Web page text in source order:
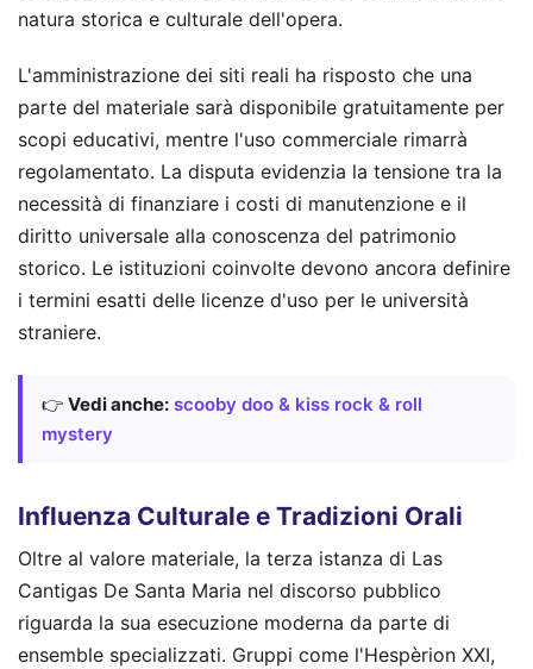
natura storica e culturale dell'opera.
L'amministrazione dei siti reali ha risposto che una
parte del materiale sarà disponibile gratuitamente per
scopi educativi, mentre l'uso commerciale rimarrà
regolamentato. La disputa evidenzia la tensione tra la
necessità di finanziare i costi di manutenzione e il
diritto universale alla conoscenza del patrimonio
storico. Le istituzioni coinvolte devono ancora definire
i termini esatti delle licenze d'uso per le università
straniere.
👉 Vedi anche: scooby doo & kiss rock & roll
mystery
Influenza Culturale e Tradizioni Orali
Oltre al valore materiale, la terza istanza di Las
Cantigas De Santa Maria nel discorso pubblico
riguarda la sua esecuzione moderna da parte di
ensemble specializzati. Gruppi come l'Hespèrion XXI,